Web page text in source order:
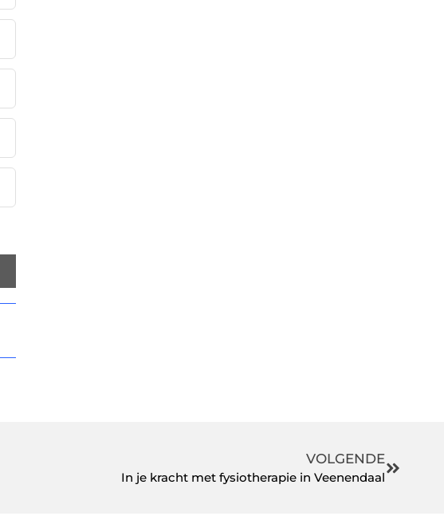
VOLGENDE
In je kracht met fysiotherapie in Veenendaal